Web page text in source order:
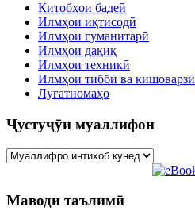
Китобҳои бадеӣ
Илмҳои иқтисодӣ
Илмҳои гуманитарӣ
Илмҳои дақиқ
Илмҳои техникӣ
Илмҳои тиббӣ ва кишоварзӣ
Луғатномаҳо
Ҷустуҷӯи муаллифон
Маводи таълимӣ